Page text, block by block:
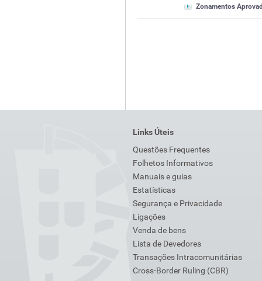
Zonamentos
Links Úteis
Questões Frequentes
Folhetos Informativos
Manuais e guias
Estatísticas
Segurança e Privacidade
Ligações
Venda de bens
Lista de Devedores
Transações Intracomunitárias
Cross-Border Ruling (CBR)